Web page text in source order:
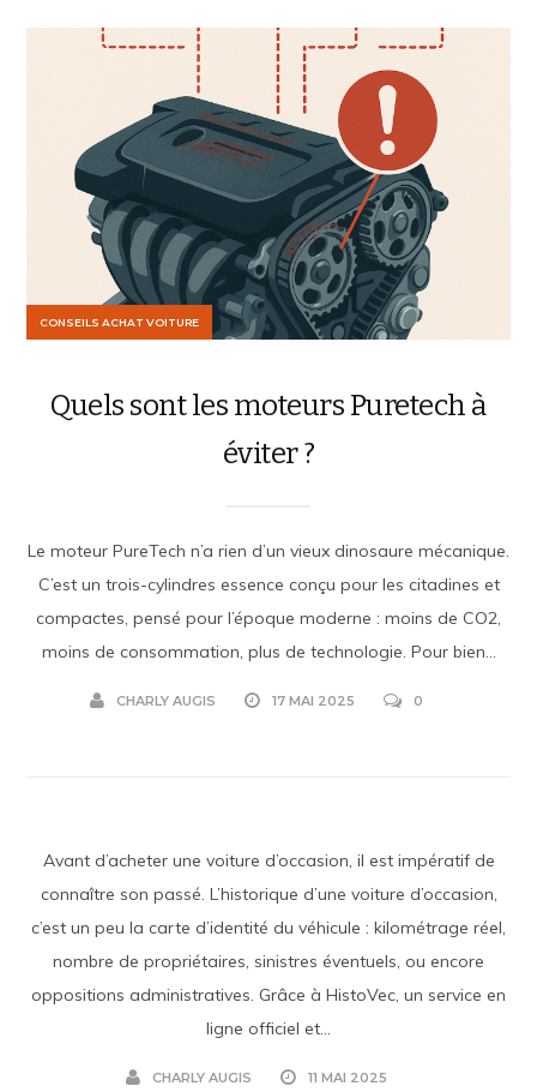
CONSEILS ACHAT VOITURE
Quels sont les moteurs Puretech à
éviter ?
Le moteur PureTech n’a rien d’un vieux dinosaure mécanique.
C’est un trois-cylindres essence conçu pour les citadines et
compactes, pensé pour l’époque moderne : moins de CO2,
moins de consommation, plus de technologie. Pour bien...
CHARLY AUGIS 17 MAI 2025 0
Avant d’acheter une voiture d’occasion, il est impératif de
connaître son passé. L’historique d’une voiture d’occasion,
c’est un peu la carte d’identité du véhicule : kilométrage réel,
nombre de propriétaires, sinistres éventuels, ou encore
oppositions administratives. Grâce à HistoVec, un service en
ligne officiel et...
CHARLY AUGIS 11 MAI 2025